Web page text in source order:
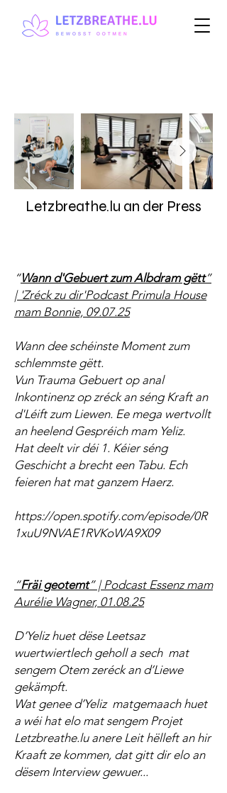
Letzbreathe.lu an der Press
“Wann d'Gebuert zum Albdram gëtt”
| 'Zréck zu dir'Podcast Primula House
mam Bonnie, 09.07.25
Wann dee schéinste Moment zum
schlemmste gëtt.
Vun Trauma Gebuert op anal
Inkontinenz op zréck an séng Kraft an
d'Léift zum Liewen. Ee mega wertvollt
an heelend Gespréich mam Yeliz.
Hat deelt vir déi 1. Kéier séng
Geschicht a brecht een Tabu. Ech
feieren hat mat ganzem Haerz.
https://open.spotify.com/episode/0R
1xuU9NVAE1RVKoWA9X09
“Fräi geotemt” | Podcast Essenz mam
Aurélie Wagner, 01.08.25
D’Yeliz huet dëse Leetsaz
wuertwiertlech geholl a sech mat
sengem Otem zeréck an d’Liewe
gekämpft.
Wat genee d’Yeliz matgemaach huet
a wéi hat elo mat sengem Projet
Letzbreathe.lu anere Leit hëlleft an hir
Kraaft ze kommen, dat gitt dir elo an
dësem Interview gewuer...